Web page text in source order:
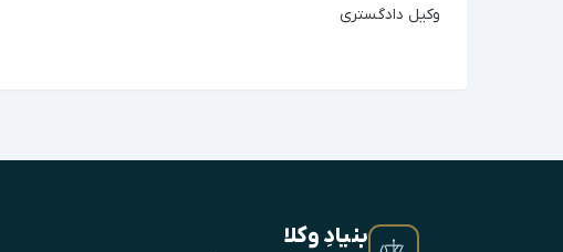
وکیل دادگستری
بنیادِ وکلا